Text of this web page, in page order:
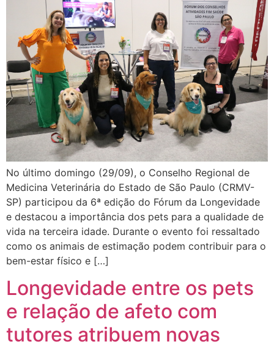
No último domingo (29/09), o Conselho Regional de
Medicina Veterinária do Estado de São Paulo (CRMV-
SP) participou da 6ª edição do Fórum da Longevidade
e destacou a importância dos pets para a qualidade de
vida na terceira idade. Durante o evento foi ressaltado
como os animais de estimação podem contribuir para o
bem-estar físico e […]
Longevidade entre os pets
e relação de afeto com
tutores atribuem novas